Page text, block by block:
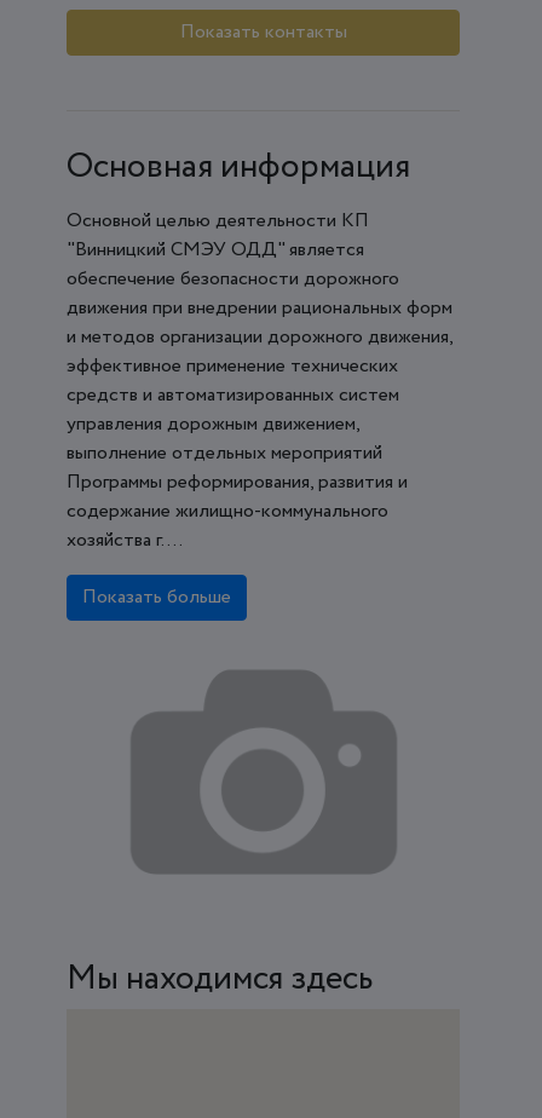
Показать контакты
Основная информация
Основной целью деятельности КП
"Винницкий СМЭУ ОДД" является
обеспечение безопасности дорожного
движения при внедрении рациональных форм
и методов организации дорожного движения,
эффективное применение технических
средств и автоматизированных систем
управления дорожным движением,
выполнение отдельных мероприятий
Программы реформирования, развития и
содержание жилищно-коммунального
хозяйства г. ...
Показать больше
Мы находимся здесь